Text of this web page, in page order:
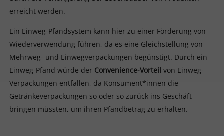
erreicht werden.
Ein Einweg-Pfandsystem kann hier zu einer Förderung von
Wiederverwendung führen, da es eine Gleichstellung von
Mehrweg- und Einwegverpackungen begünstigt. Durch ein
Einweg-Pfand würde der Convenience-Vorteil von Einweg-
Verpackungen entfallen, da Konsument*innen die
Getränkeverpackungen so oder so zurück ins Geschäft
bringen müssten, um ihren Pfandbetrag zu erhalten.